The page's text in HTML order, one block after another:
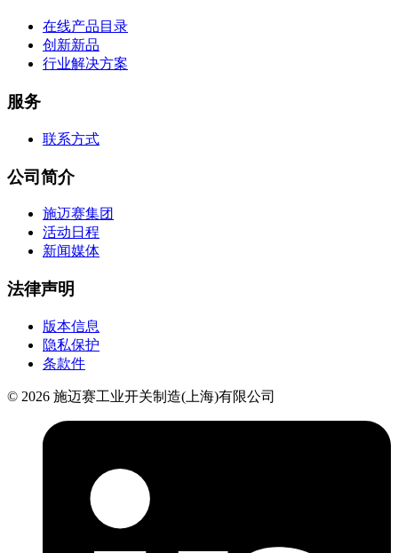
在线产品目录
创新新品
行业解决方案
服务
联系方式
公司简介
施迈赛集团
活动日程
新闻媒体
法律声明
版本信息
隐私保护
条款件
© 2026 施迈赛工业开关制造(上海)有限公司